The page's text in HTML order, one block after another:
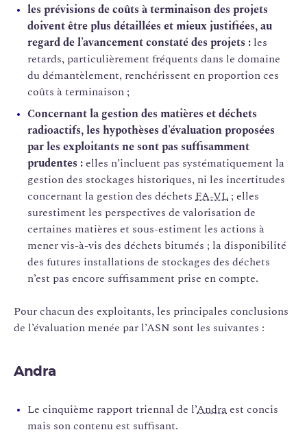
les prévisions de coûts à terminaison des projets
doivent être plus détaillées et mieux justifiées, au
regard de l’avancement constaté des projets : les
retards, particulièrement fréquents dans le domaine
du démantèlement, renchérissent en proportion ces
coûts à terminaison ;
Concernant la gestion des matières et déchets
radioactifs, les hypothèses d’évaluation proposées
par les exploitants ne sont pas suffisamment
prudentes :elles n’incluent pas systématiquement la
gestion des stockages historiques, ni les incertitudes
concernant la gestion des déchets FA-VL ; elles
surestiment les perspectives de valorisation de
certaines matières et sous-estiment les actions à
mener vis-à-vis des déchets bitumés ; la disponibilité
des futures installations de stockages des déchets
n’est pas encore suffisamment prise en compte.
Pour chacun des exploitants, les principales conclusions
de l’évaluation menée par l’ASN sont les suivantes :
Andra
Le cinquième rapport triennal de l’Andraest concis
mais son contenu est suffisant.